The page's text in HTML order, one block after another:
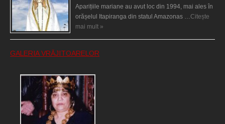
Aparițiile mariane au avut loc din 1994, mai ales în
orășelul Itapiranga din statul Amazonas … Citește
mai mult »
GALERIA VRĂJITOARELOR